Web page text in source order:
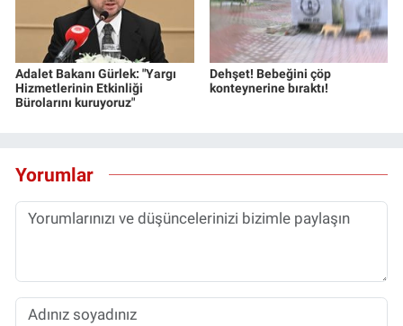
Adalet Bakanı Gürlek: "Yargı
Hizmetlerinin Etkinliği
Bürolarını kuruyoruz"
Dehşet! Bebeğini çöp
konteynerine bıraktı!
Yorumlar